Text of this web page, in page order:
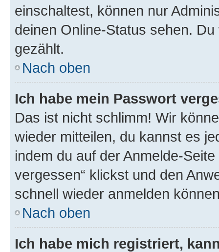
einschaltest, können nur
deinen Online-Status sehen.
gezählt.
Nach oben
Ich habe mein Passwort
Das ist nicht schlimm! Wir
wieder mitteilen, du kannst es
indem du auf der Anmelde-
vergessen“ klickst und den
schnell wieder anmelden
Nach oben
Ich habe mich registriert,